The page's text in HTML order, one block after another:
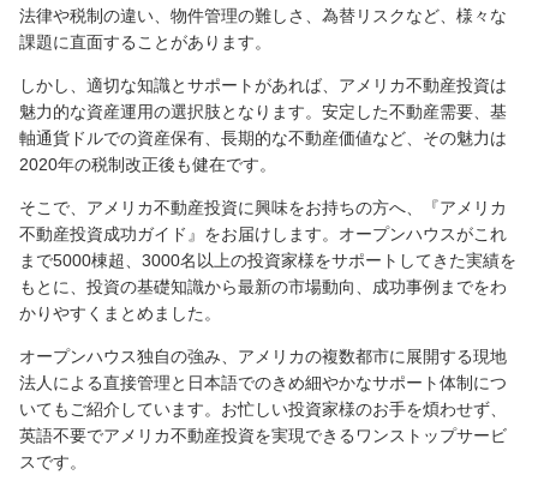
法律や税制の違い、物件管理の難しさ、為替リスクなど、様々な
課題に直面することがあります。
しかし、適切な知識とサポートがあれば、アメリカ不動産投資は
魅力的な資産運用の選択肢となります。安定した不動産需要、基
軸通貨ドルでの資産保有、長期的な不動産価値など、その魅力は
2020年の税制改正後も健在です。
そこで、アメリカ不動産投資に興味をお持ちの方へ、『アメリカ
不動産投資成功ガイド』をお届けします。オープンハウスがこれ
まで5000棟超、3000名以上の投資家様をサポートしてきた実績を
もとに、投資の基礎知識から最新の市場動向、成功事例までをわ
かりやすくまとめました。
オープンハウス独自の強み、アメリカの複数都市に展開する現地
法人による直接管理と日本語でのきめ細やかなサポート体制につ
いてもご紹介しています。お忙しい投資家様のお手を煩わせず、
英語不要でアメリカ不動産投資を実現できるワンストップサービ
スです。